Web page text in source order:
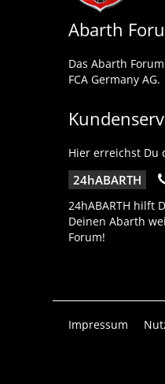
Abarth
Das Abarth
FCA Germany AG.
Hier erreichst Du
24hABARTH
24hABARTH hilft
Deinen Abarth
Forum!
Impressum